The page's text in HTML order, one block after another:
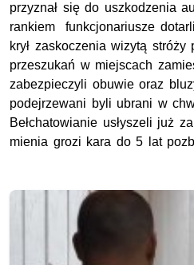
przyznał się do uszkodzenia
rankiem funkcjonariusze
krył zaskoczenia wizytą
przeszukań w miejscach
zabezpieczyli obuwie oraz
podejrzewani byli ubrani w
Bełchatowianie usłyszeli już
mienia grozi kara do 5 lat